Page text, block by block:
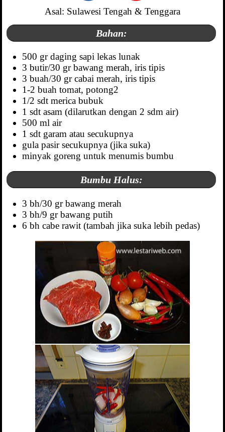
Asal: Sulawesi Tengah & Tenggara
Bahan:
500 gr daging sapi lekas lunak
3 butir/30 gr bawang merah, iris tipis
3 buah/30 gr cabai merah, iris tipis
1-2 buah tomat, potong2
1/2 sdt merica bubuk
1 sdt asam (dilarutkan dengan 2 sdm air)
500 ml air
1 sdt garam atau secukupnya
gula pasir secukupnya (jika suka)
minyak goreng untuk menumis bumbu
Bumbu Halus:
3 bh/30 gr bawang merah
3 bh/9 gr bawang putih
6 bh cabe rawit (tambah jika suka lebih pedas)